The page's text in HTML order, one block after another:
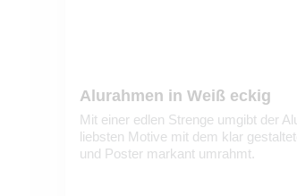
Alurahmen in Weiß eckig
Mit einer edlen Strenge umgibt der
liebsten Motive mit dem klar
und Poster markant umrahmt.